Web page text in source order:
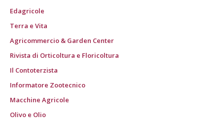
Edagricole
Terra e Vita
Agricommercio & Garden Center
Rivista di Orticoltura e Floricoltura
Il Contoterzista
Informatore Zootecnico
Macchine Agricole
Olivo e Olio